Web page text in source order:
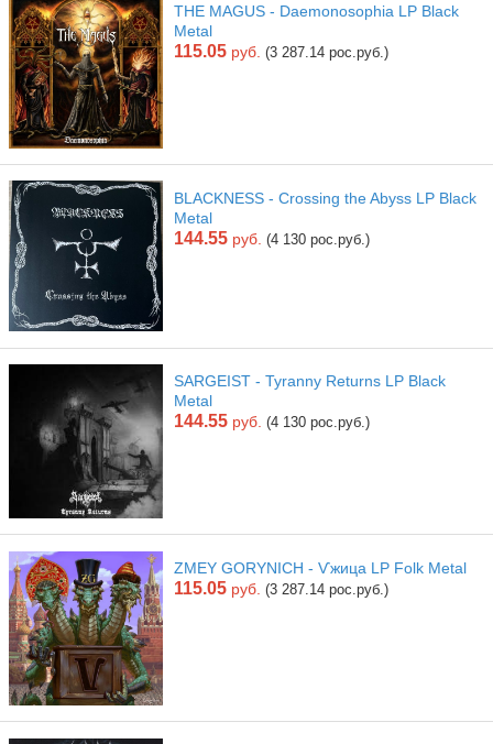
THE MAGUS - Daemonosophia LP Black
Metal
115.05 руб. (3 287.14 рос.руб.)
BLACKNESS - Crossing the Abyss LP Black
Metal
144.55 руб. (4 130 рос.руб.)
SARGEIST - Tyranny Returns LP Black
Metal
144.55 руб. (4 130 рос.руб.)
ZMEY GORYNICH - Ѵжица LP Folk Metal
115.05 руб. (3 287.14 рос.руб.)